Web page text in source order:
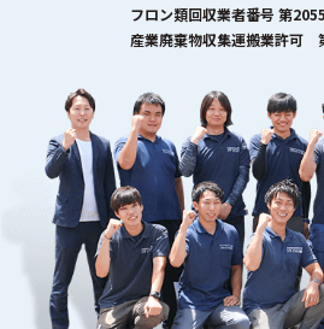
フロン類回収業者番号 第
産業廃棄物収集運搬業許可